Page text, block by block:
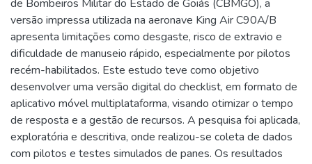
de Bombeiros Militar do Estado de Goiás (CBMGO), a
versão impressa utilizada na aeronave King Air C90A/B
apresenta limitações como desgaste, risco de extravio e
dificuldade de manuseio rápido, especialmente por pilotos
recém-habilitados. Este estudo teve como objetivo
desenvolver uma versão digital do checklist, em formato de
aplicativo móvel multiplataforma, visando otimizar o tempo
de resposta e a gestão de recursos. A pesquisa foi aplicada,
exploratória e descritiva, onde realizou-se coleta de dados
com pilotos e testes simulados de panes. Os resultados